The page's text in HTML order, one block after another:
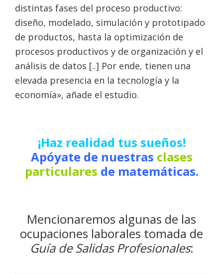
distintas fases del proceso productivo:
diseño, modelado, simulación y prototipado
de productos, hasta la optimización de
procesos productivos y de organización y el
análisis de datos [..] Por ende, tienen una
elevada presencia en la tecnología y la
economía», añade el estudio.
¡Haz realidad tus sueños!
Apóyate de nuestras clases
particulares de matemáticas.
Mencionaremos algunas de las
ocupaciones laborales tomada de
Guía de Salidas Profesionales: